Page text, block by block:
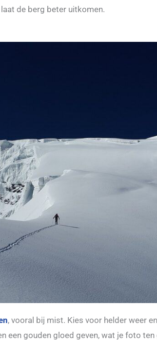
de berg beter uitkomen.
, vooral bij mist. Kies voor helder weer
een gouden gloed geven, wat je foto